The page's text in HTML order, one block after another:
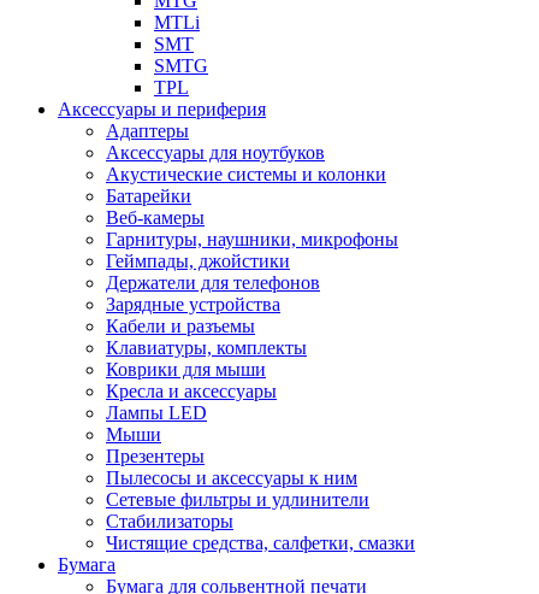
MTLi
SMT
SMTG
TPL
Аксессуары и периферия
Адаптеры
Аксессуары для ноутбуков
Акустические системы и колонки
Батарейки
Веб-камеры
Гарнитуры, наушники, микрофоны
Геймпады, джойстики
Держатели для телефонов
Зарядные устройства
Кабели и разъемы
Клавиатуры, комплекты
Коврики для мыши
Кресла и аксессуары
Лампы LED
Мыши
Презентеры
Пылесосы и аксессуары к ним
Сетевые фильтры и удлинители
Стабилизаторы
Чистящие средства, салфетки, смазки
Бумага
Бумага для сольвентной печати